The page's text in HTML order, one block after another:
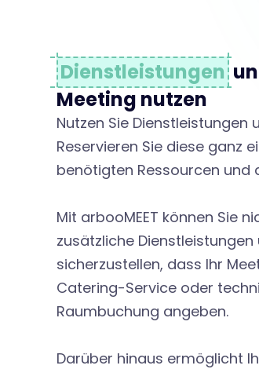
Dienstleistungen
Meeting nutzen
Nutzen Sie
Reservieren Sie diese ganz
benötigten Ressourcen und
Mit arbooMEET können Sie
zusätzliche
sicherzustellen, dass Ihr
Catering-Service oder
Raumbuchung angeben.
Darüber hinaus ermöglicht